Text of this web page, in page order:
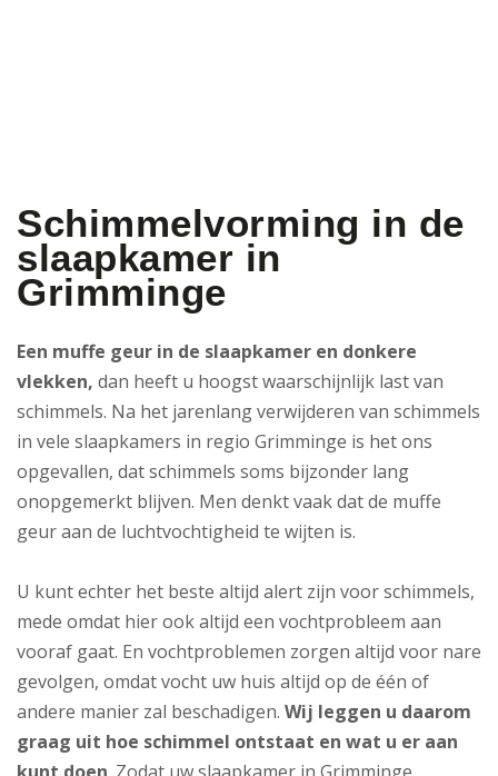
Schimmelvorming in de
slaapkamer in
Grimminge
Een muffe geur in de slaapkamer en donkere
vlekken, dan heeft u hoogst waarschijnlijk last van
schimmels. Na het jarenlang verwijderen van schimmels
in vele slaapkamers in regio Grimminge is het ons
opgevallen, dat schimmels soms bijzonder lang
onopgemerkt blijven. Men denkt vaak dat de muffe
geur aan de luchtvochtigheid te wijten is.
U kunt echter het beste altijd alert zijn voor schimmels,
mede omdat hier ook altijd een vochtprobleem aan
vooraf gaat. En vochtproblemen zorgen altijd voor nare
gevolgen, omdat vocht uw huis altijd op de één of
andere manier zal beschadigen. Wij leggen u daarom
graag uit hoe schimmel ontstaat en wat u er aan